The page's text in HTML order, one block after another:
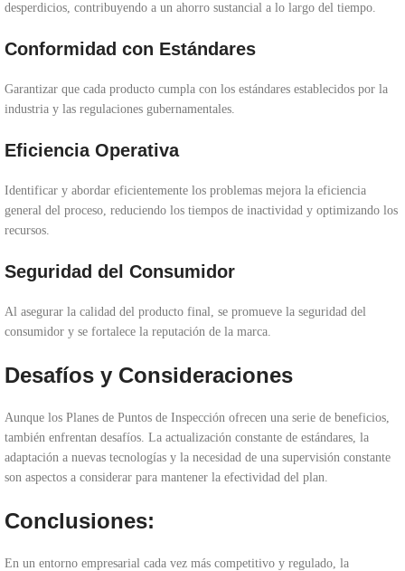
desperdicios, contribuyendo a un ahorro sustancial a lo largo del tiempo.
Conformidad con Estándares
Garantizar que cada producto cumpla con los estándares establecidos por la
industria y las regulaciones gubernamentales.
Eficiencia Operativa
Identificar y abordar eficientemente los problemas mejora la eficiencia
general del proceso, reduciendo los tiempos de inactividad y optimizando los
recursos.
Seguridad del Consumidor
Al asegurar la calidad del producto final, se promueve la seguridad del
consumidor y se fortalece la reputación de la marca.
Desafíos y Consideraciones
Aunque los Planes de Puntos de Inspección ofrecen una serie de beneficios,
también enfrentan desafíos. La actualización constante de estándares, la
adaptación a nuevas tecnologías y la necesidad de una supervisión constante
son aspectos a considerar para mantener la efectividad del plan.
Conclusiones:
En un entorno empresarial cada vez más competitivo y regulado, la